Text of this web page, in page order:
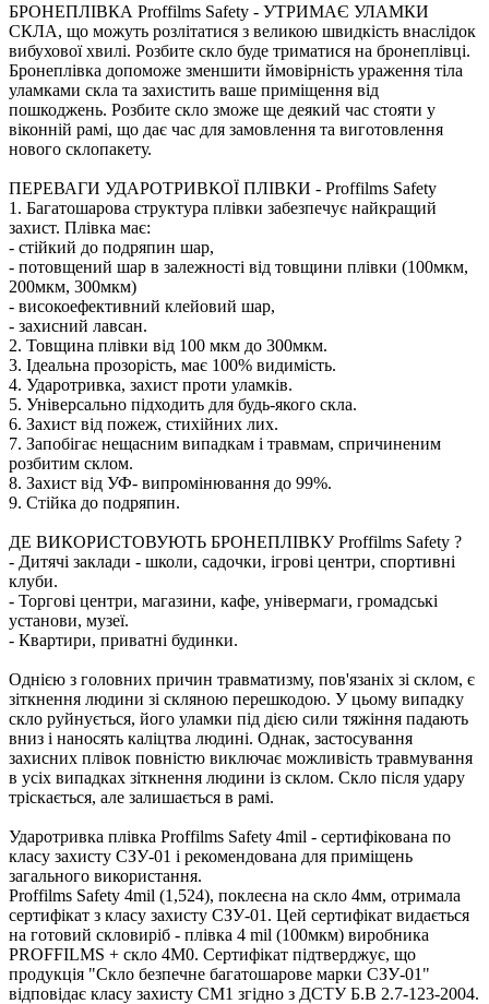
БРОНЕПЛІВКА Proffilms Safety - УТРИМАЄ УЛАМКИ
СКЛА, що можуть розлітатися з великою швидкість внаслідок
вибухової хвилі. Розбите скло буде триматися на бронеплівці.
Бронеплівка допоможе зменшити ймовірність ураження тіла
уламками скла та захистить ваше приміщення від
пошкоджень. Розбите скло зможе ще деякий час стояти у
віконній рамі, що дає час для замовлення та виготовлення
нового склопакету.
ПЕРЕВАГИ УДАРОТРИВКОЇ ПЛІВКИ - Proffilms Safety
1. Багатошарова структура плівки забезпечує найкращий
захист. Плівка має:
- стійкий до подряпин шар,
- потовщений шар в залежності від товщини плівки (100мкм,
200мкм, 300мкм)
- високоефективний клейовий шар,
- захисний лавсан.
2. Товщина плівки від 100 мкм до 300мкм.
3. Ідеальна прозорість, має 100% видимість.
4. Ударотривка, захист проти уламків.
5. Універсально підходить для будь-якого скла.
6. Захист від пожеж, стихійних лих.
7. Запобігає нещасним випадкам і травмам, спричиненим
розбитим склом.
8. Захист від УФ- випромінювання до 99%.
9. Стійка до подряпин.
ДЕ ВИКОРИСТОВУЮТЬ БРОНЕПЛІВКУ Proffilms Safety ?
- Дитячі заклади - школи, садочки, ігрові центри, спортивні
клуби.
- Торгові центри, магазини, кафе, універмаги, громадські
установи, музеї.
- Квартири, приватні будинки.
Однією з головних причин травматизму, пов'язаніх зі склом, є
зіткнення людини зі скляною перешкодою. У цьому випадку
скло руйнується, його уламки під дією сили тяжіння падають
вниз і наносять каліцтва людині. Однак, застосування
захисних плівок повністю виключає можливість травмування
в усіх випадках зіткнення людини із склом. Скло після удару
тріскається, але залишається в рамі.
Ударотривка плівка Proffilms Safety 4mil - сертифікована по
класу захисту СЗУ-01 і рекомендована для приміщень
загального використання.
Proffilms Safety 4mil (1,524), поклеєна на скло 4мм, отримала
сертифікат з класу захисту СЗУ-01. Цей сертифікат видається
на готовий скловиріб - плівка 4 mil (100мкм) виробника
PROFFILMS + скло 4М0. Сертифікат підтверджує, що
продукція "Скло безпечне багатошарове марки СЗУ-01"
відповідає класу захисту СМ1 згідно з ДСТУ Б.В 2.7-123-2004.